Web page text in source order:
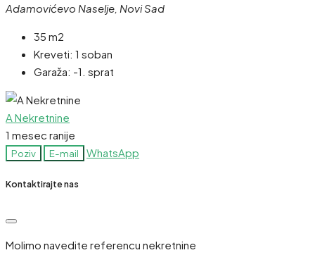
Adamovićevo Naselje, Novi Sad
35 m2
Kreveti: 1 soban
Garaža: -1. sprat
A Nekretnine
1 mesec ranije
Poziv E-mail WhatsApp
Kontaktirajte nas
Molimo navedite referencu nekretnine